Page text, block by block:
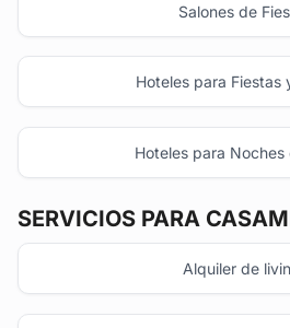
Salones de
Hoteles para Fiestas
Hoteles para Noches
SERVICIOS PARA
Alquiler de